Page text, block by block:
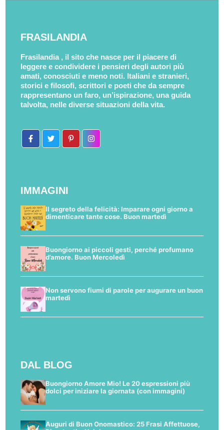
FRASILANDIA
Frasilandia , il sito che nasce per il piacere di
leggere e condividere i pensieri degli autori più
amati, conosciuti e meno noti. Italiani e stranieri,
storici e filosofi, scrittori e poeti che da sempre
rappresentano un faro, un’ispirazione, una guida
talvolta, nelle diverse situazioni della vita.
IMMAGINI
Il segreto della felicità: Imparare ogni giorno a
dimenticare tante cose. Buon martedì
Buongiorno ai piccoli gesti, perché profumano
d’amore. Buon Mercoledì
Non servono fiumi di parole per augurare un buon
martedì
DAL BLOG
Buongiorno Amore Mio! Le 20 espressioni più
dolci per iniziare la giornata (con immagini)
Auguri di Buon Onomastico: 25 Frasi Affettuose,